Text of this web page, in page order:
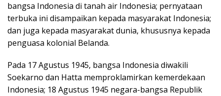
bangsa Indonesia di tanah air Indonesia; pernyataan
terbuka ini disampaikan kepada masyarakat Indonesia;
dan juga kepada masyarakat dunia, khususnya kepada
penguasa kolonial Belanda.
Pada 17 Agustus 1945, bangsa Indonesia diwakili
Soekarno dan Hatta memproklamirkan kemerdekaan
Indonesia; 18 Agustus 1945 negara-bangsa Republik